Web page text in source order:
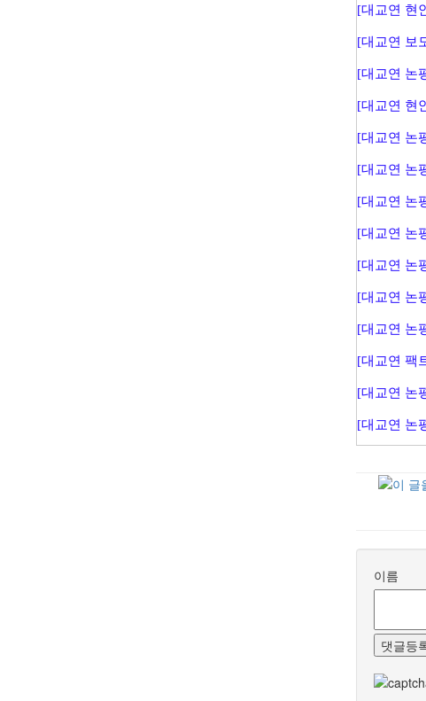
[대교연 현
[대교연 보
[대교연 논
[대교연 현
[대교연 논
[대교연 논
[대교연 논
[대교연 논
[대교연 논
[대교연 논
[대교연 논
[대교연 팩
[대교연 논
[대교연 논
이름
댓글등